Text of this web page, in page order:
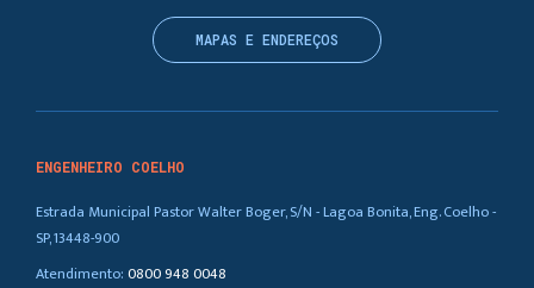
ENGENHEIRO COELHO
Estrada Municipal Pastor Walter Boger, S/N - Lagoa Bonita, Eng. Coelho -
SP, 13448-900
Atendimento:0800 948 0048
MAPAS E ENDEREÇOS